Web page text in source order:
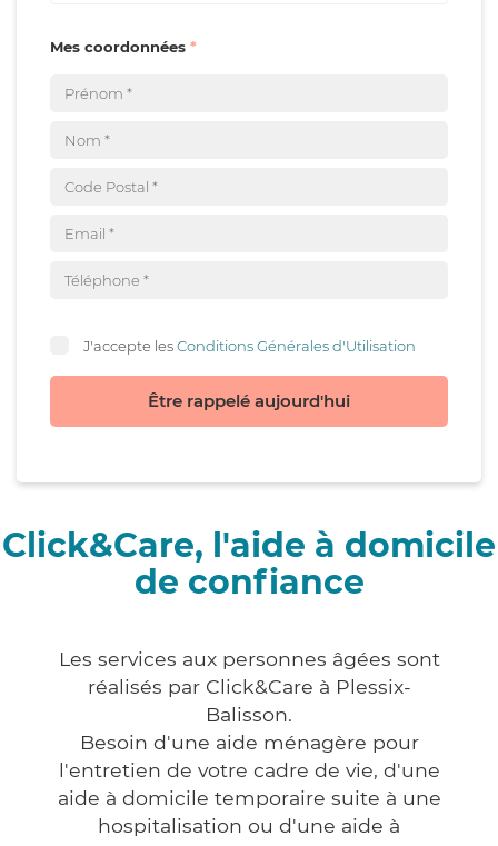
Mes coordonnées
J'accepte lesConditions Générales d'Utilisation
Être rappelé aujourd'hui
Click&Care, l'aide à domicile
de confiance
Les services aux personnes âgées sont
réalisés par Click&Care à Plessix-
Balisson.
Besoin d'une aide ménagère pour
l'entretien de votre cadre de vie, d'une
aide à domicile temporaire suite à une
hospitalisation ou d'une aide à